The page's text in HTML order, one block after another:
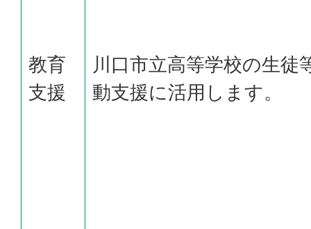
教育
支援
川口市立高等学校の生徒
動支援に活用します。